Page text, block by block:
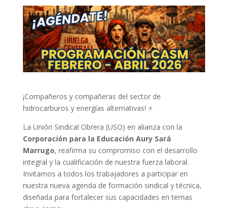
¡Compañeros y compañeras del sector de
hidrocarburos y energías alternativas! ⚡️
La Unión Sindical Obrera (USO) en alianza con la
Corporación para la Educación Aury Sará
Marrugo, reafirma su compromiso con el desarrollo
integral y la cualificación de nuestra fuerza laboral.
Invitamos a todos los trabajadores a participar en
nuestra nueva agenda de formación sindical y técnica,
diseñada para fortalecer sus capacidades en temas